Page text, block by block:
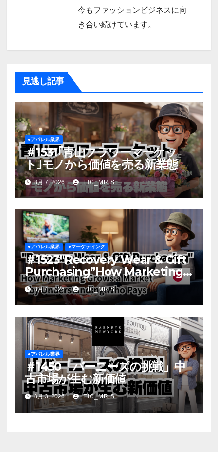
今もファッションビジネスに向
き合い続けています。
見逃し記事
●アパレル業界
＃1531｢青山フラワーマーケッ
ト｣モノから価値を売る新業態
8月 7, 2026 EIC_MR.S
●アパレル業界 ●マーケティング
＃1523″Recovery Wear & Gift
Purchasing”How Marketing
Grows a Market by
Understanding Who Pays
8月 4, 2026 EIC_MR.S
●アパレル業界
＃1450「バーニーズの挑戦」中
古市場が生む新価値
8月 3, 2026 EIC_MR.S